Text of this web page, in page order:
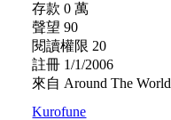
存款 0 萬
聲望 90
閱讀權限 20
註冊 1/1/2006
來自 Around The World
Kurofune